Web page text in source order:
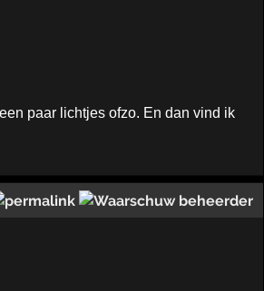
paar lichtjes ofzo. En dan vind ik